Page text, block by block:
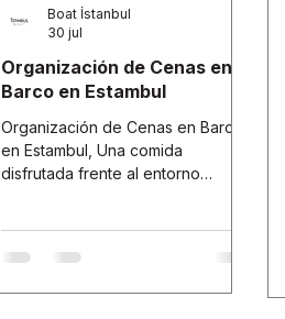
Organización de Cenas en
Barco en Estambul
Organización de Cenas en Barco
en Estambul, Una comida
disfrutada frente al entorno
siempre ocupa un lugar muy
especial.
Boat İstanbul
30 jul